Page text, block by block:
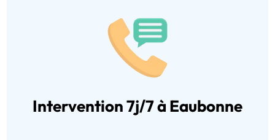
Intervention 7j/7 à Eaubonne